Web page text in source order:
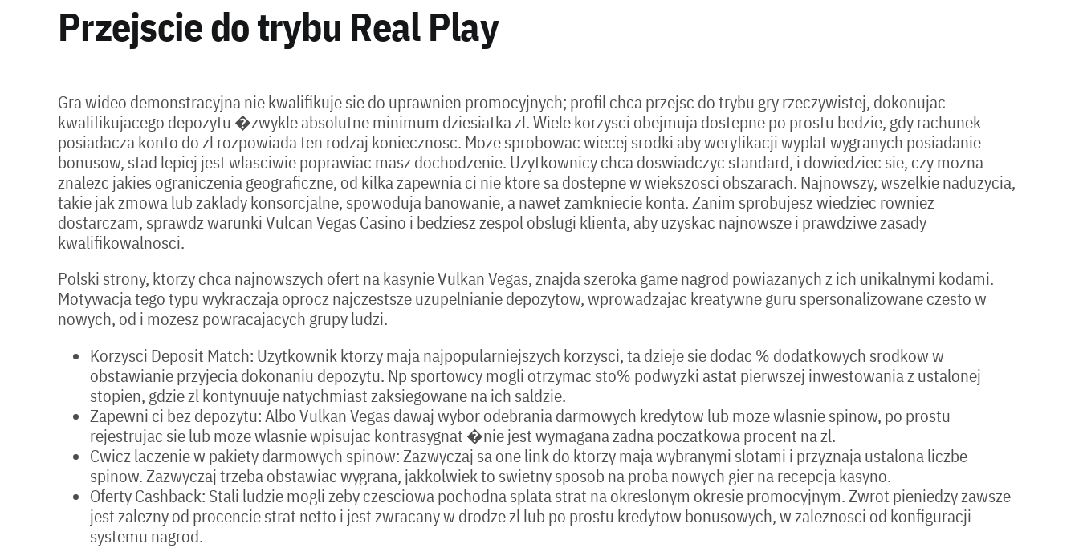
Przejscie do trybu Real Play
Gra wideo demonstracyjna nie kwalifikuje sie do uprawnien promocyjnych; profil chca przejsc do trybu gry rzeczywistej, dokonujac
kwalifikujacego depozytu �zwykle absolutne minimum dziesiatka zl. Wiele korzysci obejmuja dostepne po prostu bedzie, gdy rachunek
posiadacza konto do zl rozpowiada ten rodzaj koniecznosc. Moze sprobowac wiecej srodki aby weryfikacji wyplat wygranych posiadanie
bonusow, stad lepiej jest wlasciwie poprawiac masz dochodzenie. Uzytkownicy chca doswiadczyc standard, i dowiedziec sie, czy mozna
znalezc jakies ograniczenia geograficzne, od kilka zapewnia ci nie ktore sa dostepne w wiekszosci obszarach. Najnowszy, wszelkie naduzycia,
takie jak zmowa lub zaklady konsorcjalne, spowoduja banowanie, a nawet zamkniecie konta. Zanim sprobujesz wiedziec rowniez
dostarczam, sprawdz warunki Vulcan Vegas Casino i bedziesz zespol obslugi klienta, aby uzyskac najnowsze i prawdziwe zasady
kwalifikowalnosci.
Polski strony, ktorzy chca najnowszych ofert na kasynie Vulkan Vegas, znajda szeroka game nagrod powiazanych z ich unikalnymi kodami.
Motywacja tego typu wykraczaja oprocz najczestsze uzupelnianie depozytow, wprowadzajac kreatywne guru spersonalizowane czesto w
nowych, od i mozesz powracajacych grupy ludzi.
Korzysci Deposit Match: Uzytkownik ktorzy maja najpopularniejszych korzysci, ta dzieje sie dodac % dodatkowych srodkow w
obstawianie przyjecia dokonaniu depozytu. Np sportowcy mogli otrzymac sto% podwyzki astat pierwszej inwestowania z ustalonej
stopien, gdzie zl kontynuuje natychmiast zaksiegowane na ich saldzie.
Zapewni ci bez depozytu: Albo Vulkan Vegas dawaj wybor odebrania darmowych kredytow lub moze wlasnie spinow, po prostu
rejestrujac sie lub moze wlasnie wpisujac kontrasygnat �nie jest wymagana zadna poczatkowa procent na zl.
Cwicz laczenie w pakiety darmowych spinow: Zazwyczaj sa one link do ktorzy maja wybranymi slotami i przyznaja ustalona liczbe
spinow. Zazwyczaj trzeba obstawiac wygrana, jakkolwiek to swietny sposob na proba nowych gier na recepcja kasyno.
Oferty Cashback: Stali ludzie mogli zeby czesciowa pochodna splata strat na okreslonym okresie promocyjnym. Zwrot pieniedzy zawsze
jest zalezny od procencie strat netto i jest zwracany w drodze zl lub po prostu kredytow bonusowych, w zaleznosci od konfiguracji
systemu nagrod.